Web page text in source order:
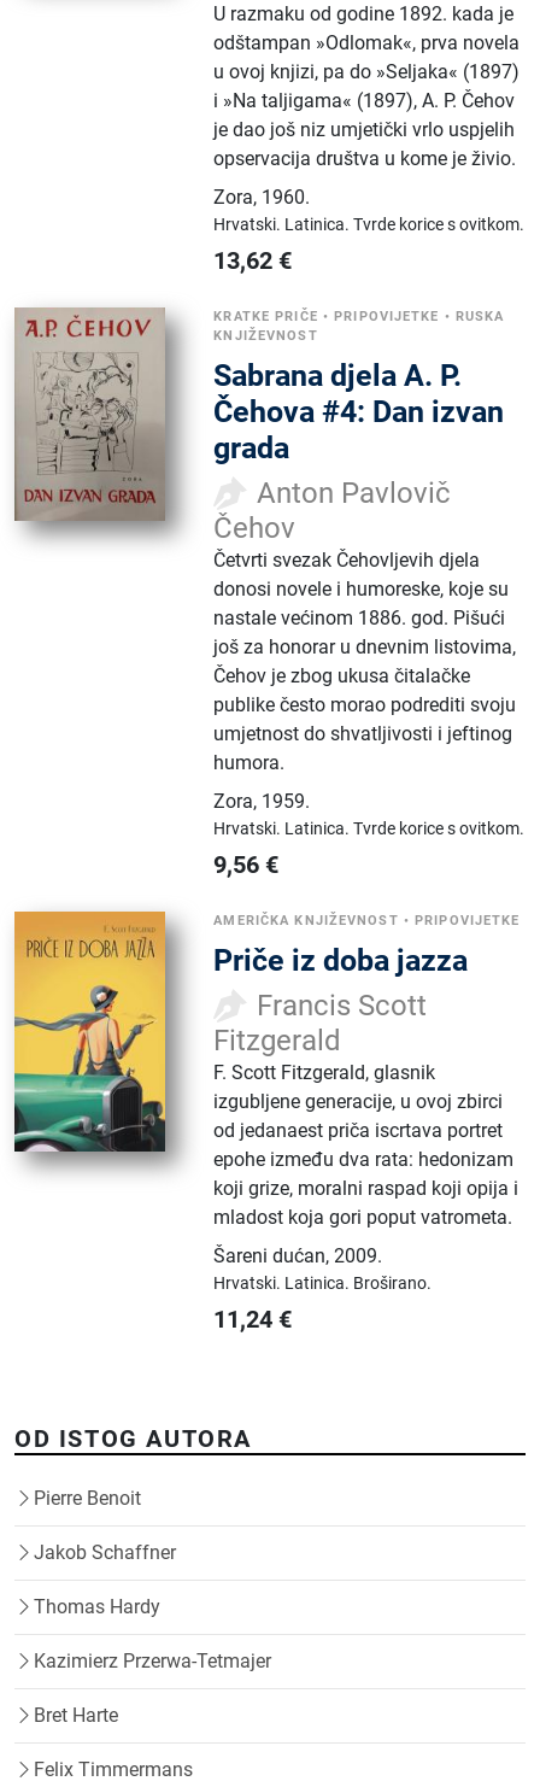
U razmaku od godine 1892. kada je
odštampan »Odlomak«, prva novela
u ovoj knjizi, pa do »Seljaka« (1897)
i »Na taljigama« (1897), A. P. Čehov
je dao još niz umjetički vrlo uspjelih
opservacija društva u kome je živio.
Zora, 1960.
Hrvatski. Latinica.Tvrde korice s ovitkom.
13,62 €
KRATKE PRIČE •PRIPOVIJETKE • RUSKA
KNJIŽEVNOST
Sabrana djela A. P.
Čehova #4: Dan izvan
grada
Anton Pavlovič
Čehov
Četvrti svezak Čehovljevih djela
donosi novele i humoreske, koje su
nastale većinom 1886. god. Pišući
još za honorar u dnevnim listovima,
Čehov je zbog ukusa čitalačke
publike često morao podrediti svoju
umjetnost do shvatljivosti i jeftinog
humora.
Zora, 1959.
Hrvatski. Latinica.Tvrde korice s ovitkom.
9,56 €
AMERIČKA KNJIŽEVNOST •PRIPOVIJETKE
Priče iz doba jazza
Francis Scott
Fitzgerald
F. Scott Fitzgerald, glasnik
izgubljene generacije, u ovoj zbirci
od jedanaest priča iscrtava portret
epohe između dva rata: hedonizam
koji grize, moralni raspad koji opija i
mladost koja gori poput vatrometa.
Šareni dućan,2009.
Hrvatski. Latinica. Broširano.
11,24 €
OD ISTOG AUTORA
Pierre Benoit
Jakob Schaffner
Thomas Hardy
Kazimierz Przerwa-Tetmajer
Bret Harte
Felix Timmermans